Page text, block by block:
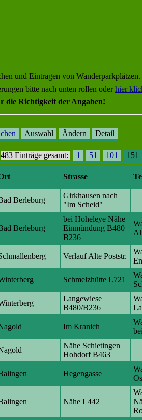
und Eintragen von Wanderparkplätzen.
bitte nach unten rollen oderhier
die Richtigkeit der Angaben!
Auswahl Ändern Detail
483 Einträge gesamt: 1 51 101 151
Strasse
Berleburg
Girkhausen nach
"Im Scheid"
Berleburg
bei Hoheleye Nähe
Einmündung B480
B236
Verlauf Alte Poststr.
Schmelzhütte L721
Langewiese
B480/B236
Im Kranich
Nähe Schietingen
Hohdorf B463
Hegengasse
Nähe L442